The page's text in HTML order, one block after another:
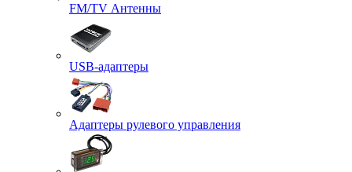
FM/TV Антенны
USB-адаптеры
Адаптеры рулевого управления